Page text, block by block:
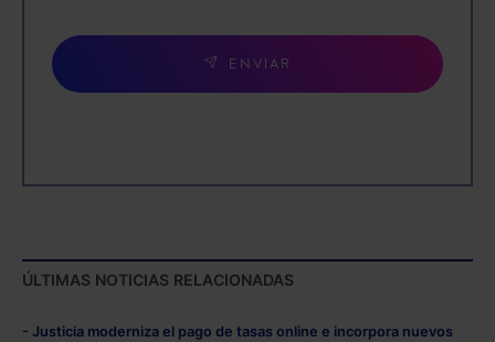
ENVIAR
ÚLTIMAS NOTICIAS RELACIONADAS
- Justicia moderniza el pago de tasas online e incorpora nuevos